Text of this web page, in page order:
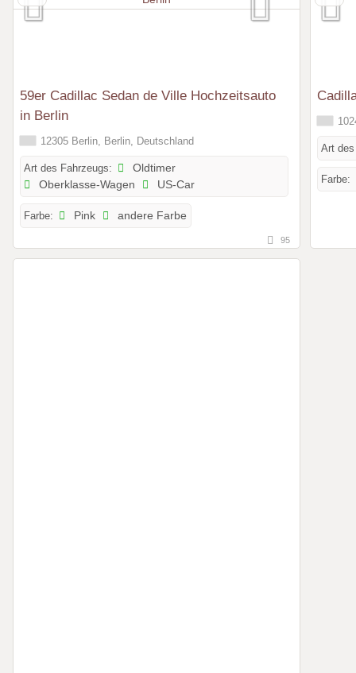
59er Cadillac Sedan de Ville Hochzeitsauto
in Berlin
12305 Berlin, Berlin, Deutschland
Art des Fahrzeugs:
Oldtimer
Oberklasse-Wagen
US-Car
Farbe: Pink andere Farbe
95
Art
Farbe: